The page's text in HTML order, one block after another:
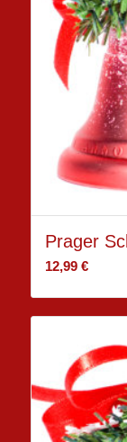
Prager
12,99 €